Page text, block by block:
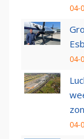
04-
04-
04-